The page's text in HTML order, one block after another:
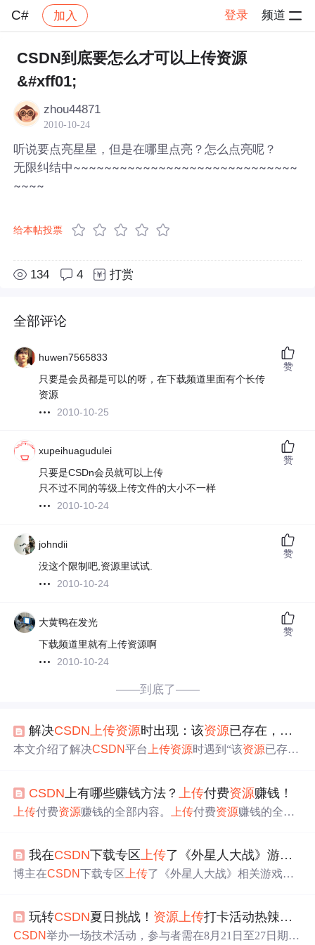
C# 加入 登录 频道
社区 C# 帖子详情
CSDN到底要怎么才可以上传资源
&#xff01;
zhou44871
2010-10-24
听说要点亮星星，但是在哪里点亮？怎么点亮呢？
无限纠结中~~~~~~~~~~~~~~~~~~~~~~~~~~~~~
~~~~
给本帖投票
134 4 打赏
全部评论
huwen7565833
只要是会员都是可以的呀，在下载频道里面有个长传
资源
2010-10-25
赞
xupeihuagudulei
只要是CSDn会员就可以上传
只不过不同的等级上传文件的大小不一样
2010-10-24
赞
johndii
没这个限制吧,资源里试试.
2010-10-24
赞
大黄鸭在发光
下载频道里就有上传资源啊
2010-10-24
赞
——到底了——
解决CSDN上传资源时出现：该资源已存在，请重新
本文介绍了解决CSDN平台 上传资源时遇到“该资源已存
CSDN 上有哪些赚钱方法？ 上传付费资源赚钱！
上传付费资源赚钱的全部内容。 上传付费资源赚钱的全部
发，这点钱不够他们塞牙缝啊。比如：像Python入门，爬
虫数据，模板，各种技术手册，工具等都是广大程序爱好
人肯定会优先下付费的那种，所以给上传者能带去收入分
成。在CSDN
平台打开，右上方有个【创作中心】，可以
我在CSDN下载专区 上传了《外星人大战》游戏
博主在CSDN下载专区 上传了《外星人大战》相关游戏资
继续上传游戏开发相关资源 ，下载需一定 CSDN积分。
玩转CSDN夏日挑战！ 资源 上传打卡活动热辣开启！
CSDN举办一场技术活动，参与者需在8月21日至27日期间